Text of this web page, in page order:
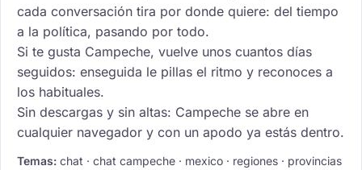
cada conversación tira por donde quiere: del tiempo
a la política, pasando por todo.
Si te gusta Campeche, vuelve unos cuantos días
seguidos: enseguida le pillas el ritmo y reconoces a
los habituales.
Sin descargas y sin altas: Campeche se abre en
cualquier navegador y con un apodo ya estás dentro.
Temas: chat · chat campeche · mexico · regiones · provincias